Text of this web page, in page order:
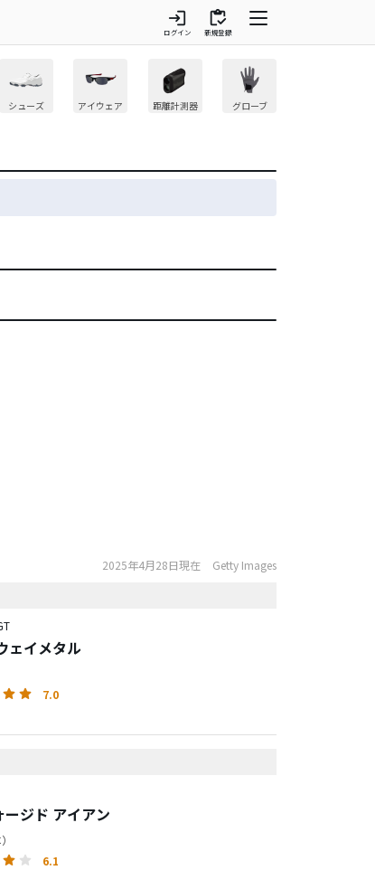
login
ログイン
inventory
新規登録
シューズ アイウェア 距離計測器 グローブ
2025年4月28日現在 Getty Images
ェイメタル
7.0
ージド アイアン
6.1